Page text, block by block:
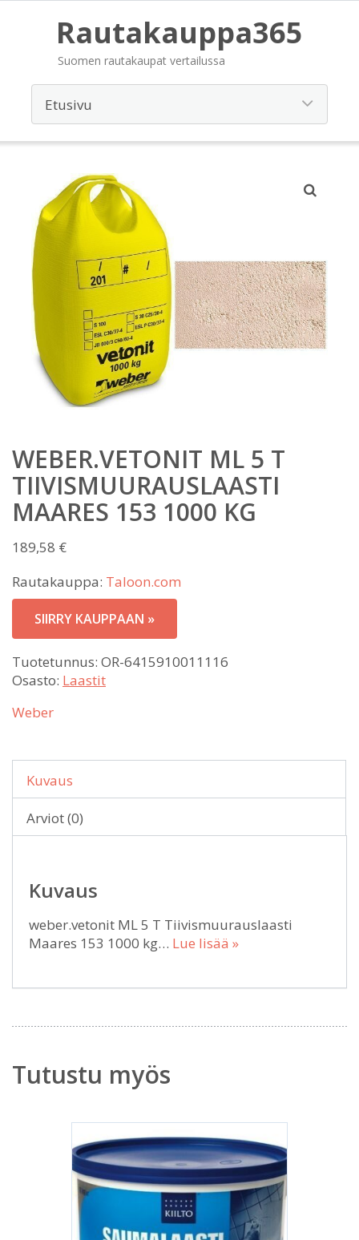
Rautakauppa365
Suomen rautakaupat vertailussa
WEBER.VETONIT ML 5 T
TIIVISMUURAUSLAASTI
MAARES 153 1000 KG
189,58 €
Rautakauppa: Taloon.com
SIIRRY KAUPPAAN »
Tuotetunnus: OR-6415910011116
Osasto: Laastit
Weber
Kuvaus
Arviot (0)
Kuvaus
weber.vetonit ML 5 T Tiivismuurauslaasti
Maares 153 1000 kg… Lue lisää »
Tutustu myös